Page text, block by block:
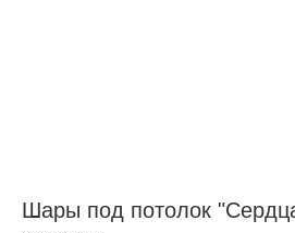
Шары под потолок